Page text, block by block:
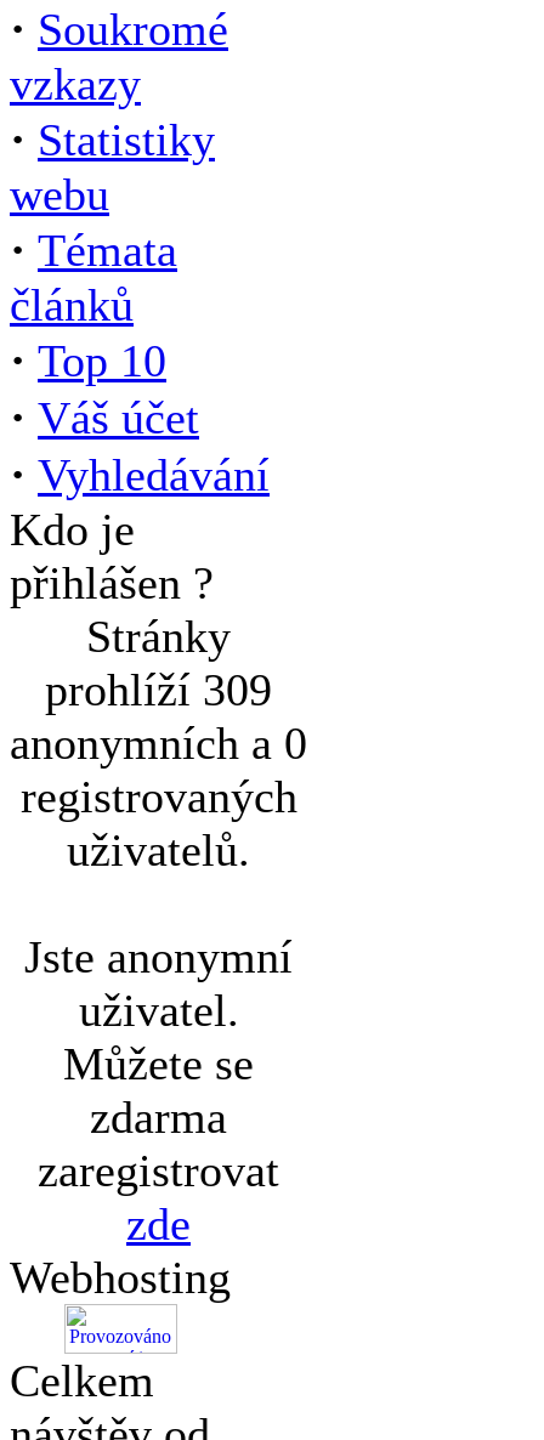
· Soukromé
vzkazy
· Statistiky
webu
· Témata
článků
· Top 10
· Váš účet
· Vyhledávání
Kdo je
přihlášen ?
Stránky
prohlíží 309
anonymních a 0
registrovaných
uživatelů.
Jste anonymní
uživatel.
Můžete se
zdarma
zaregistrovat
zde
Webhosting
Celkem